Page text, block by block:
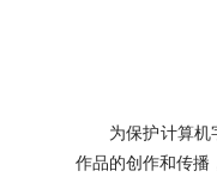
为保护计算
作品的创作和传播